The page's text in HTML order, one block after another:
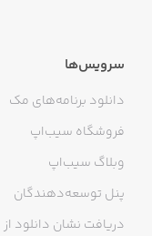
سرویس‌ها
دانلود برنامه‌های مک
فروشگاه سیب‌اپ
وبلاگ سیب‌اپ
پنل توسعه‌دهندگان
دریافت نشان دانلود از